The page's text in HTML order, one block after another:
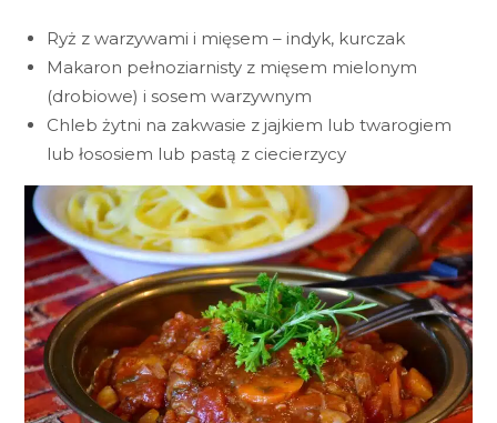
Ryż z warzywami i mięsem – indyk, kurczak
Makaron pełnoziarnisty z mięsem mielonym
(drobiowe) i sosem warzywnym
Chleb żytni na zakwasie z jajkiem lub twarogiem
lub łososiem lub pastą z ciecierzycy